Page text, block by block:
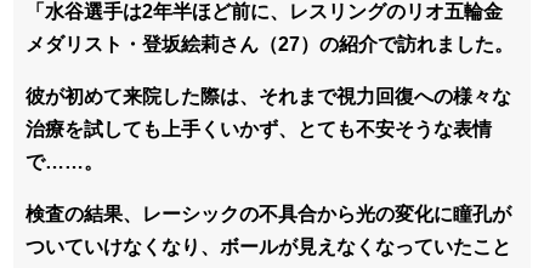
「水谷選手は2年半ほど前に、レスリングのリオ五輪金
メダリスト・登坂絵莉さん（27）の紹介で訪れました。
彼が初めて来院した際は、それまで視力回復への様々な
治療を試しても上手くいかず、とても不安そうな表情
で……。
検査の結果、レーシックの不具合から光の変化に瞳孔が
ついていけなくなり、ボールが見えなくなっていたこと